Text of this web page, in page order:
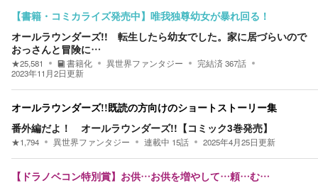
【書籍・コミカライズ発売中】唯我独尊幼女が暴れ回る！
オールラウンダーズ!! 転生したら幼女でした。家に居づらいので
おっさんと冒険に…
★25,581 書籍化 異世界ファンタジー 完結済 367話
2023年11月2日更新
オールラウンダーズ!!既読の方向けのショートストーリー集
番外編だよ！ オールラウンダーズ!!【コミック3巻発売】
★1,794 異世界ファンタジー 連載中 15話 2025年4月25日更新
【ドラノベコン特別賞】お供…お供を増やして…頼…む…